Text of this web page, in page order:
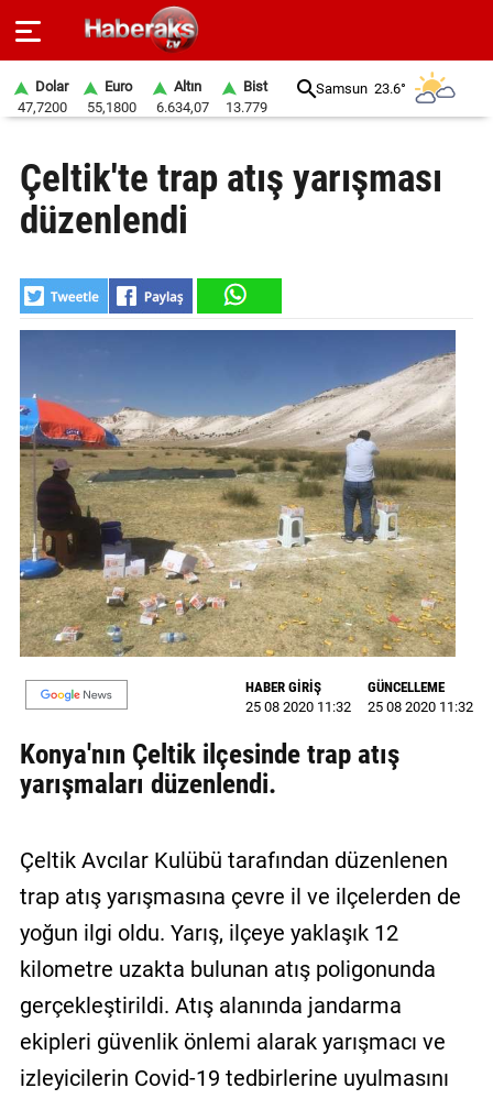
SPOR
YAŞAM
EKONOMİ
BELEDİYELER
SİYASET
EĞİTİM
GALERİ
VİDEO
YAZARLAR
BİZE
ULAŞIN
İletişim
Sözleşmesi
Kullanıcı
Sözleşmesi
Dolar
47,7200
Euro
55,1800
Altın
6.634,07
Bist
13.779
Samsun 23.6°
Çeltik'te trap atış yarışması
düzenlendi
HABER GİRİŞ
25 08 2020 11:32
GÜNCELLEME
25 08 2020 11:32
Konya'nın Çeltik ilçesinde trap atış
yarışmaları düzenlendi.
Çeltik Avcılar Kulübü tarafından düzenlenen
trap atış yarışmasına çevre il ve ilçelerden de
yoğun ilgi oldu. Yarış, ilçeye yaklaşık 12
kilometre uzakta bulunan atış poligonunda
gerçekleştirildi. Atış alanında jandarma
ekipleri güvenlik önlemi alarak yarışmacı ve
izleyicilerin Covid-19 tedbirlerine uyulmasını